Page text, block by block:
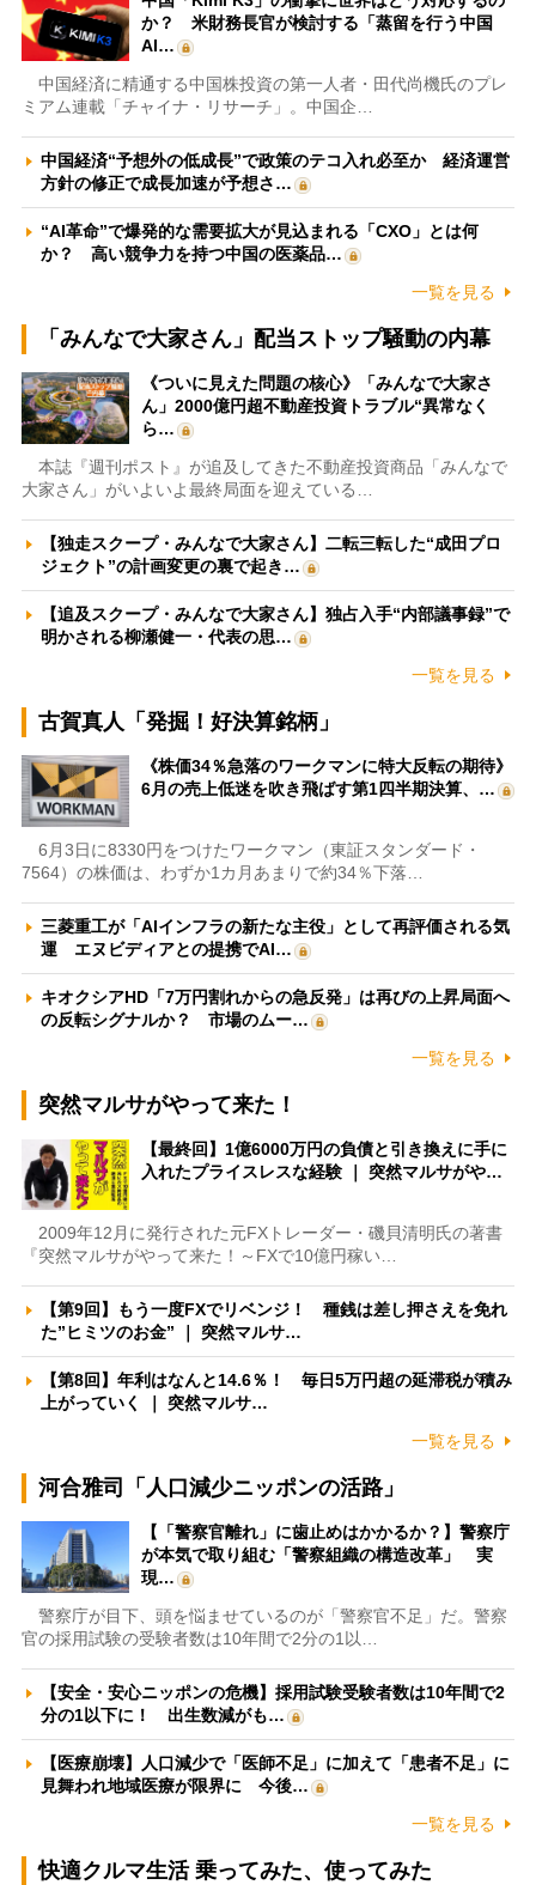
か？ 米財務長官が検討する「蒸留を行う中国
AI…
中国経済に精通する中国株投資の第一人者・田代尚機氏のプレ
ミアム連載「チャイナ・リサーチ」。中国企…
中国経済“予想外の低成長”で政策のテコ入れ必至か 経済運営
方針の修正で成長加速が予想さ…
“AI革命”で爆発的な需要拡大が見込まれる「CXO」とは何
か？ 高い競争力を持つ中国の医薬品…
一覧を見る
「みんなで大家さん」配当ストップ騒動の内幕
《ついに見えた問題の核心》「みんなで大家さ
ん」2000億円超不動産投資トラブル“異常なく
ら…
本誌『週刊ポスト』が追及してきた不動産投資商品「みんなで
大家さん」がいよいよ最終局面を迎えている…
【独走スクープ・みんなで大家さん】二転三転した“成田プロ
ジェクト”の計画変更の裏で起き…
【追及スクープ・みんなで大家さん】独占入手“内部議事録”で
明かされる柳瀬健一・代表の思…
一覧を見る
古賀真人「発掘！好決算銘柄」
《株価34％急落のワークマンに特大反転の期待》
6月の売上低迷を吹き飛ばす第1四半期決算、…
6月3日に8330円をつけたワークマン（東証スタンダード・
7564）の株価は、わずか1カ月あまりで約34％下落…
三菱重工が「AIインフラの新たな主役」として再評価される気
運 エヌビディアとの提携でAI…
キオクシアHD「7万円割れからの急反発」は再びの上昇局面へ
の反転シグナルか？ 市場のムー…
一覧を見る
突然マルサがやって来た！
【最終回】1億6000万円の負債と引き換えに手に
入れたプライスレスな経験 ｜ 突然マルサがや…
2009年12月に発行された元FXトレーダー・磯貝清明氏の著書
『突然マルサがやって来た！～FXで10億円稼い…
【第9回】もう一度FXでリベンジ！ 種銭は差し押さえを免れ
た”ヒミツのお金” ｜ 突然マルサ…
【第8回】年利はなんと14.6％！ 毎日5万円超の延滞税が積み
上がっていく ｜ 突然マルサ…
一覧を見る
河合雅司「人口減少ニッポンの活路」
【「警察官離れ」に歯止めはかかるか？】警察庁
が本気で取り組む「警察組織の構造改革」 実
現…
警察庁が目下、頭を悩ませているのが「警察官不足」だ。警察
官の採用試験の受験者数は10年間で2分の1以…
【安全・安心ニッポンの危機】採用試験受験者数は10年間で2
分の1以下に！ 出生数減がも…
【医療崩壊】人口減少で「医師不足」に加えて「患者不足」に
見舞われ地域医療が限界に 今後…
一覧を見る
快適クルマ生活 乗ってみた、使ってみた